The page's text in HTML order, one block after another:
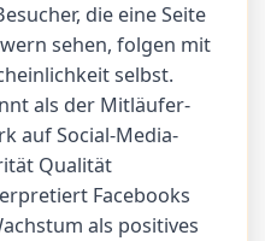
die eine Seite
sehen, folgen mit
selbst.
als der Mitläufer-
auf Social-Media-
Qualität
Facebooks
als positives